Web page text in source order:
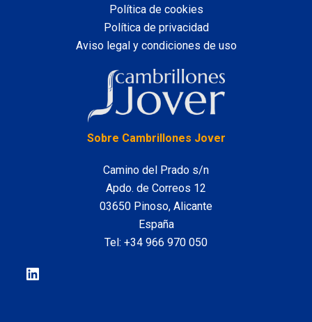
Política de cookies
Política de privacidad
Aviso legal y condiciones de uso
Sobre Cambrillones Jover
Camino del Prado s/n
Apdo. de Correos 12
03650 Pinoso, Alicante
España
Tel: +34 966 970 050
LinkedIn